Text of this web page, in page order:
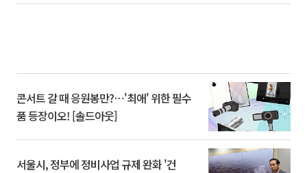
콘서트 갈 때 응원봉만?⋯'최애' 위한 필수
품 등장이오! [솔드아웃]
서울시, 정부에 정비사업 규제 완화 '건